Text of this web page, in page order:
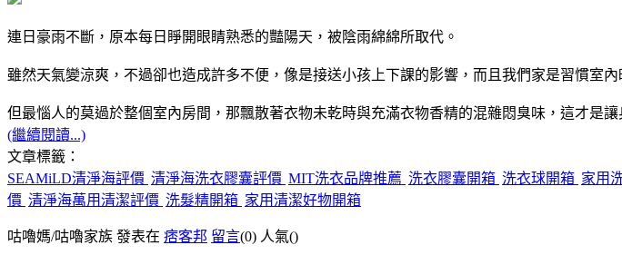
連日豪雨不斷，原本每日睜開眼睛熟悉的豔陽天，被陰雨綿綿所取代。
雖然天氣變涼爽，不過卻也造成許多不便，像是接送小孩上下課的影響，而且我們家是習慣室
但最惱人的莫過於整個室內房間，那飄散著衣物未乾時與充滿衣物香精的混雜悶臭味，這才是
(繼續閱讀...)
文章標籤：
SEAMiLD清淨海評價 清淨海洗衣膠囊評價 MIT洗衣品牌推薦 洗衣膠囊開箱 洗衣球開箱 家用
價 清淨海萬用清潔評價 洗髮精開箱 家用清潔好物開箱
咕嚕媽/咕嚕家族 發表在 痞客邦 留言(0) 人氣()